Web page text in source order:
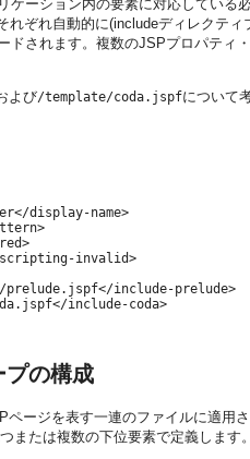
ケーション内の要素に対応してい
れぞれ自動的に(includeディレクテ
ドされます。複数のJSPプロパテ
よび/template/coda.jspfについて
display-name>
invalid>
include-prelude>
include-coda>
プの構成
ージを表す一連のファイルに適用
または複数の下位要素で定義します